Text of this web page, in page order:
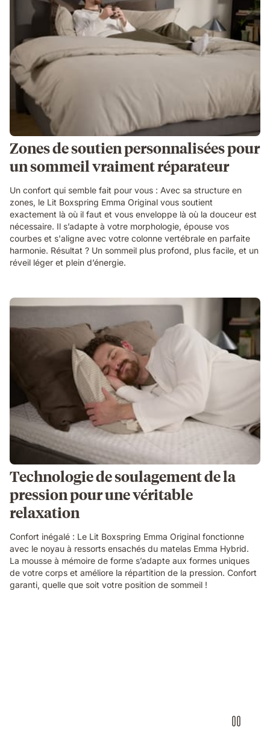
Zones de soutien personnalisées pour
un sommeil vraiment réparateur
Un confort qui semble fait pour vous : Avec sa structure en
zones, le Lit Boxspring Emma Original vous soutient
exactement là où il faut et vous enveloppe là où la douceur est
nécessaire. Il s’adapte à votre morphologie, épouse vos
courbes et s'aligne avec votre colonne vertébrale en parfaite
harmonie. Résultat ? Un sommeil plus profond, plus facile, et un
réveil léger et plein d’énergie.
Technologie de soulagement de la
pression pour une véritable
relaxation
Confort inégalé : Le Lit Boxspring Emma Original fonctionne
avec le noyau à ressorts ensachés du matelas Emma Hybrid.
La mousse à mémoire de forme s’adapte aux formes uniques
de votre corps et améliore la répartition de la pression. Confort
garanti, quelle que soit votre position de sommeil !